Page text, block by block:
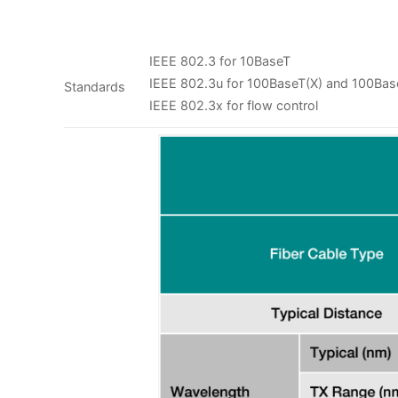
Standards
IEEE 802.3 for 10BaseT
IEEE 802.3u for 100BaseT(X) and
IEEE 802.3x for flow control